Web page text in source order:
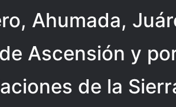
Ahumada,
Ascensión y
de la